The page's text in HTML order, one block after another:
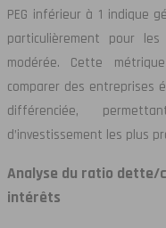
PEG inférieur à 1 indique
particulièrement pour
modérée. Cette
comparer des entreprises
différenciée,
d’investissement les plus
Analyse du ratio dette/
intérêts